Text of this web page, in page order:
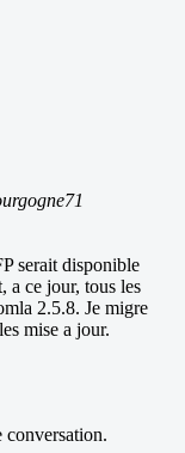
serait disponible
a ce jour, tous les
2.5.8. Je migre
mise a jour.
conversation.